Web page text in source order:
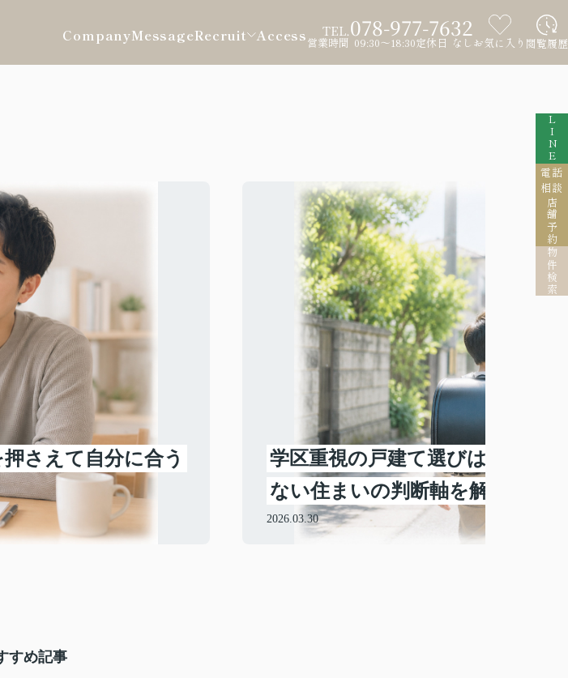
CompanyMessageRecruit Access TEL.078-977-7632
営業時間 09:30～18:30定休日 なし お気に入り 閲覧履歴
LINE
電話
相談
店舗予約
物件検索
さえて自分に合う
学区重視の戸建て選びは賃貸か
ない住まいの判断軸を解説
2026.03.30
すめ記事